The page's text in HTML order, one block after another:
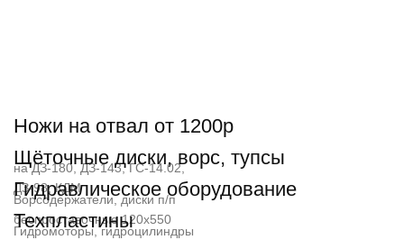
Ножи на отвал от 1200р
на ДЗ-180, ДЗ-143, ГС-14.02,
ДЗ-98, КДМ
Щёточные диски, ворс, тупсы
Ворсодержатели, диски п/п
беспроставочные 120х550
Гидравлическое оборудование
Гидромоторы, гидроцилиндры
Техпластины